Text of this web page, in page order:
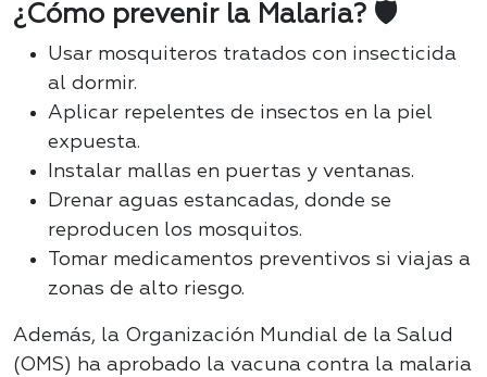
¿Cómo prevenir la Malaria? 🛡️
Usar mosquiteros tratados con insecticida
al dormir.
Aplicar repelentes de insectos en la piel
expuesta.
Instalar mallas en puertas y ventanas.
Drenar aguas estancadas, donde se
reproducen los mosquitos.
Tomar medicamentos preventivos si viajas a
zonas de alto riesgo.
Además, la Organización Mundial de la Salud
(OMS) ha aprobado la vacuna contra la malaria